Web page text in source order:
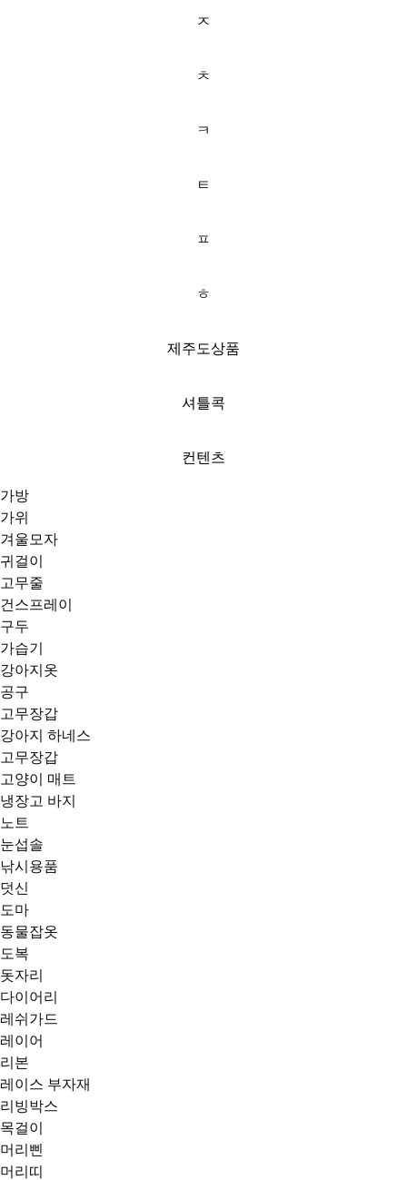
ㅈ
ㅊ
ㅋ
ㅌ
ㅍ
ㅎ
제주도상품
셔틀콕
컨텐츠
가방
가위
겨울모자
귀걸이
고무줄
건스프레이
구두
가습기
강아지옷
공구
고무장갑
강아지 하네스
고무장갑
고양이 매트
냉장고 바지
노트
눈섭솔
낚시용품
덧신
도마
동물잡옷
도복
돗자리
다이어리
레쉬가드
레이어
리본
레이스 부자재
리빙박스
목걸이
머리삔
머리띠